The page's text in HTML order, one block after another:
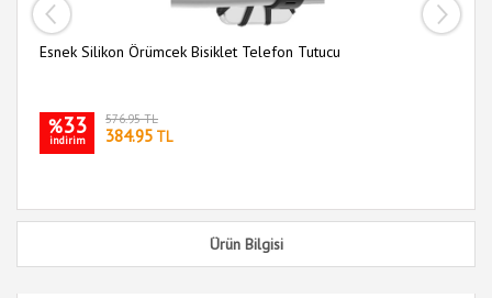
Esnek Silikon Örümcek Bisiklet Telefon Tutucu
%33
indirim
576.95 TL
384.95 TL
Ürün Bilgisi